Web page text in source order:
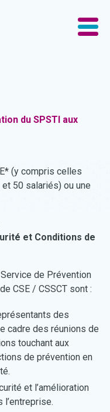
du SPSTI aux
(y compris celles
50 salariés) ou une
et Conditions de
de Prévention
CSE / CSSCT sont :
des
cadre des réunions de
touchant aux
de prévention en
et l’amélioration